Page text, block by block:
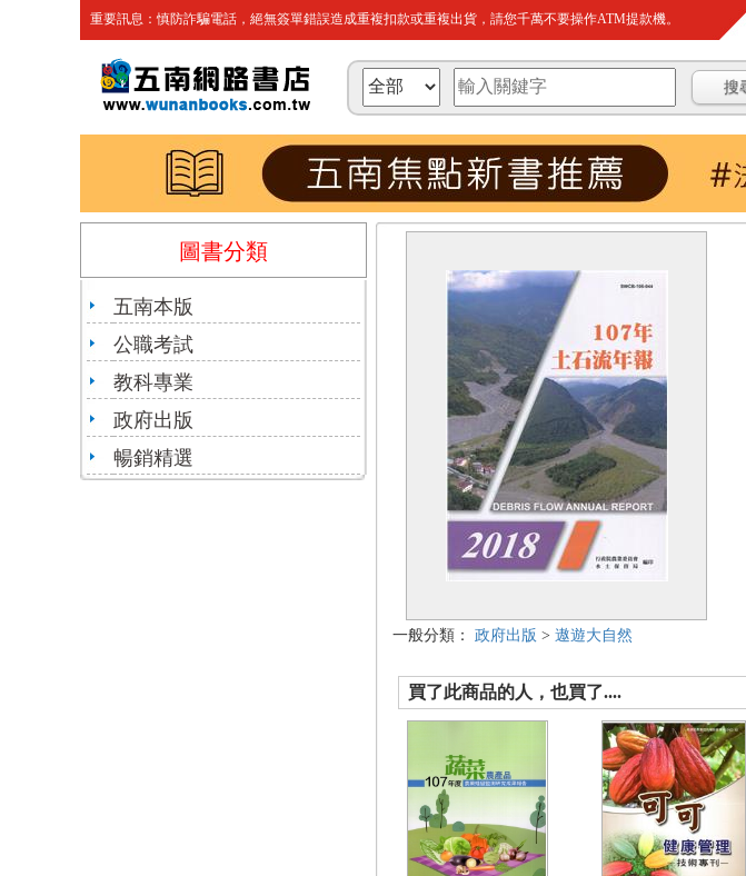
重要訊息：慎防詐騙電話，絕無簽單錯誤造成重複扣款或重複出貨，請您千萬不要操作ATM提款機。
圖書分類
五南本版
公職考試
教科專業
政府出版
暢銷精選
一般分類： 政府出版 > 遨遊大自然
買了此商品的人，也買了....